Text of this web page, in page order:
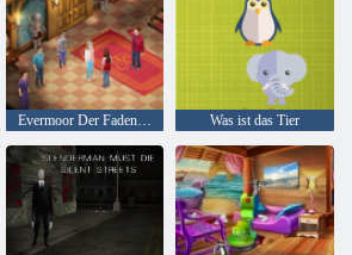
Evermoor Der Faden des Schicksals Was ist das Tier